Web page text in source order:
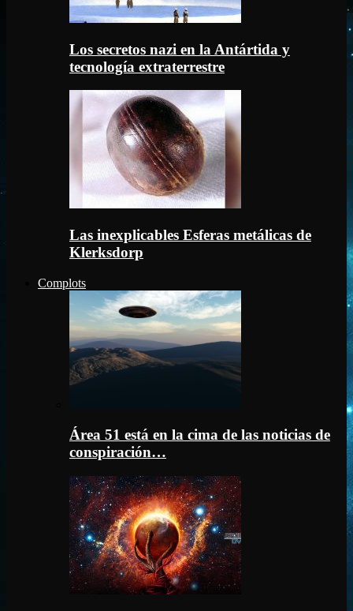
Los secretos nazi en la Antártida y
tecnología extraterrestre
Las inexplicables Esferas metálicas de
Klerksdorp
Complots
Área 51 está en la cima de las noticias de
conspiración…